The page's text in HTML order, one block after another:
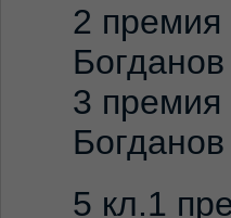
2 премия
3 премия
5 кл.1